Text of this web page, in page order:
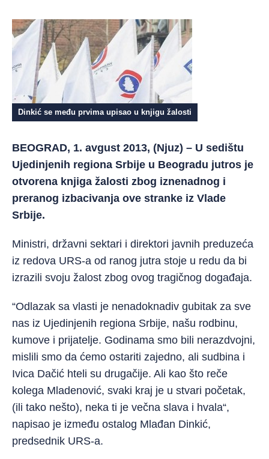
Dinkić se među prvima upisao u knjigu žalosti
BEOGRAD, 1. avgust 2013, (Njuz) – U sedištu
Ujedinjenih regiona Srbije u Beogradu jutros je
otvorena knjiga žalosti zbog iznenadnog i
preranog izbacivanja ove stranke iz Vlade
Srbije.
Ministri, državni sektari i direktori javnih preduzeća
iz redova URS-a od ranog jutra stoje u redu da bi
izrazili svoju žalost zbog ovog tragičnog događaja.
“Odlazak sa vlasti je nenadoknadiv gubitak za sve
nas iz Ujedinjenih regiona Srbije, našu rodbinu,
kumove i prijatelje. Godinama smo bili nerazdvojni,
mislili smo da ćemo ostariti zajedno, ali sudbina i
Ivica Dačić hteli su drugačije. Ali kao što reče
kolega Mladenović, svaki kraj je u stvari početak,
(ili tako nešto), neka ti je večna slava i hvala“,
napisao je između ostalog Mlađan Dinkić,
predsednik URS-a.